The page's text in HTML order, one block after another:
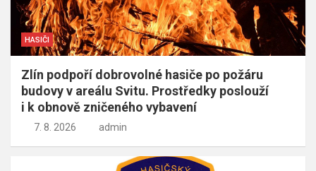
HASIČI
Zlín podpoří dobrovolné hasiče po požáru
budovy v areálu Svitu. Prostředky poslouží
i k obnově zničeného vybavení
7. 8. 2026 admin